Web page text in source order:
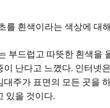
를 흰색이라는 색상에 대
부드럽고 따뜻한 흰색
이 난다고 느꼈다. 인터넷
대주가 표면의 모든 곳을
있을 것이다.